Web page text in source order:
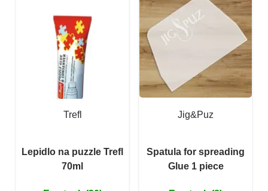
Trefl
Lepidlo na puzzle Trefl
70ml
Jig&Puz
Spatula for spreading
Glue 1 piece